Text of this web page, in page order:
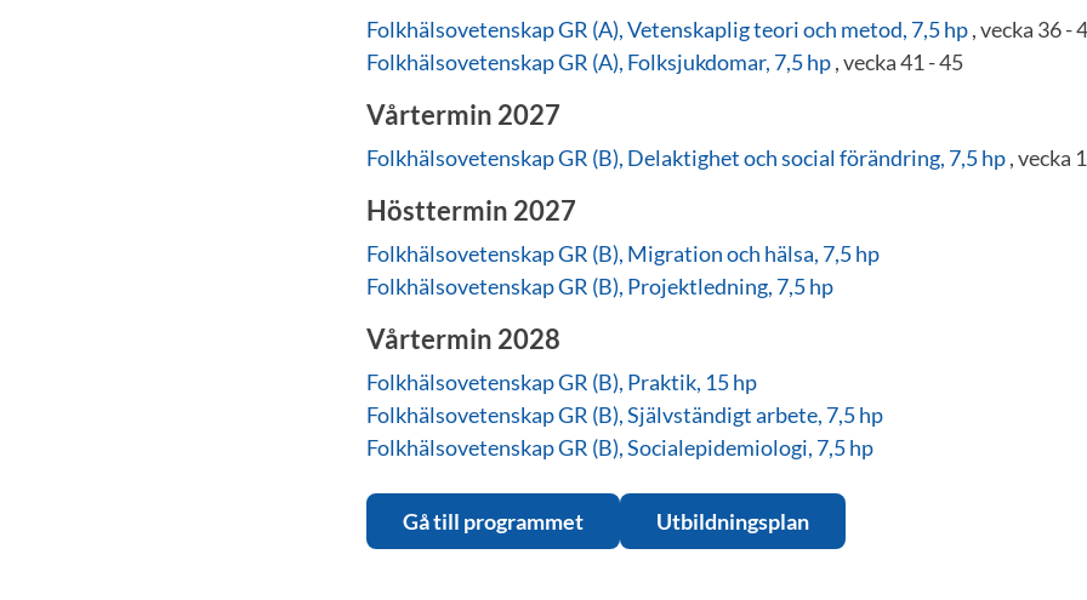
Folkhälsovetenskap GR (A), Vetenskaplig teori och metod, 7,5 hp, vecka 36 -
Folkhälsovetenskap GR (A), Folksjukdomar, 7,5 hp, vecka 41 - 45
Vårtermin 2027
Folkhälsovetenskap GR (B), Delaktighet och social förändring, 7,5 hp, vecka
Hösttermin 2027
Folkhälsovetenskap GR (B), Migration och hälsa, 7,5 hp
Folkhälsovetenskap GR (B), Projektledning, 7,5 hp
Vårtermin 2028
Folkhälsovetenskap GR (B), Praktik, 15 hp
Folkhälsovetenskap GR (B), Självständigt arbete, 7,5 hp
Folkhälsovetenskap GR (B), Socialepidemiologi, 7,5 hp
Gå till programmet Utbildningsplan